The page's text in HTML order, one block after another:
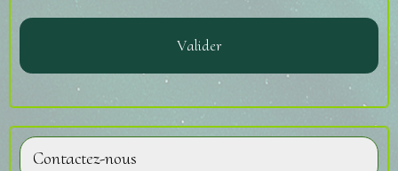
Valider
Contactez-nous